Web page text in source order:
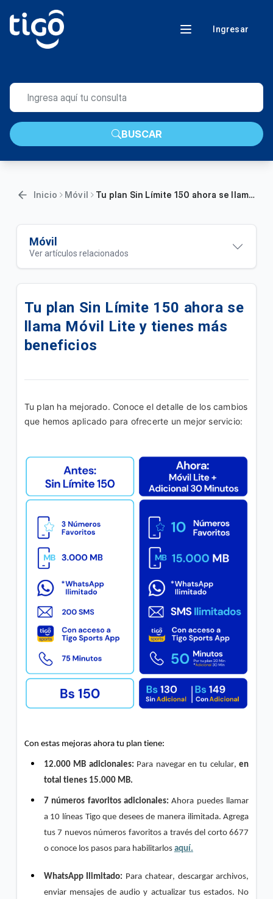
Ingresar
BUSCAR
Inicio Móvil Tu plan Sin Límite 150 ahora se llama Móvil Lite y tienes más beneficios
Móvil
Ver artículos relacionados
Tus Paquetigos Ilimitados ahora en SINTESIS
Ahora tu plan se llama Fácil Ote y disminuye la
tarifa a 149Bs
Ahora tu plan se llama Fácil On y disminuye la tarifa
Disfruta de tu Plan "Móvil Simple B"
Tus Paquetigos Ilimitados ahora en la App Yasta
Disfruta en tu linea del plan "Adicional Ilimitado
Inicial"
Conoce los pasos para verificar que la red 4G | LTE
de tu celular funciona correctamente
VER MÁS
Tu plan Sin Límite 150 ahora se
llama Móvil Lite y tienes más
beneficios
Tu plan ha mejorado. Conoce el detalle de los cambios
que hemos aplicado para ofrecerte un mejor servicio:
Con estas mejoras ahora tu plan tiene:
12.000 MB adicionales: Para navegar en tu celular, en
total tienes 15.000 MB.
7 números favoritos adicionales: Ahora puedes llamar
a 10 líneas Tigo que desees de manera ilimitada. Agrega
tus 7 nuevos números favoritos a través del corto 6677
o conoce los pasos para habilitarlos aquí.
WhatsApp Ilimitado: Para chatear, descargar archivos,
enviar mensajes de audio y actualizar tus estados. No